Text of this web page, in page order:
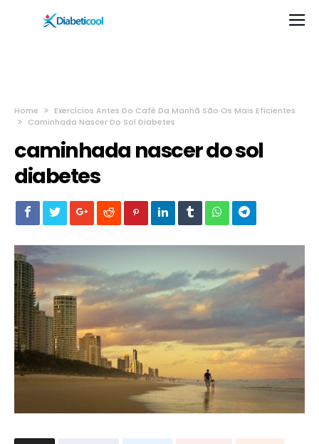
Home
Exercícios Antes Do Café Da Manhã São Os Mais Eficientes
Caminhada Nascer Do Sol Diabetes
caminhada nascer do sol
diabetes